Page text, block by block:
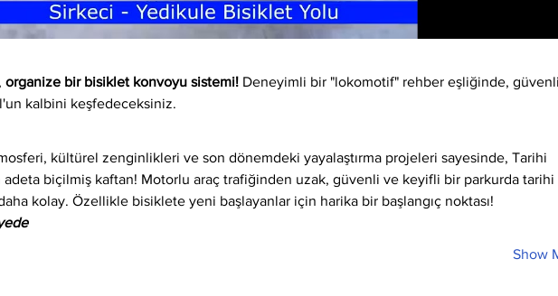
organize bir bisiklet konvoyu sistemi! Deneyimli bir "lokomotif" rehber eşliğinde,
kalbini keşfedeceksiniz.
kültürel zenginlikleri ve son dönemdeki yayalaştırma projeleri sayesinde, Tarihi
adeta biçilmiş kaftan! Motorlu araç trafiğinden uzak, güvenli ve keyifli bir parkurda tarihi
kolay. Özellikle bisiklete yeni başlayanlar için harika bir başlangıç noktası!
Show